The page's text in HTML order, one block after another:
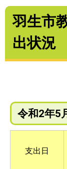
羽生市
出状況
令和2年5
支出日